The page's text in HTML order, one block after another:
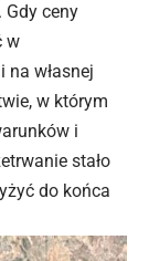
Gdy ceny
w
własnej
w którym
i
stało
do końca